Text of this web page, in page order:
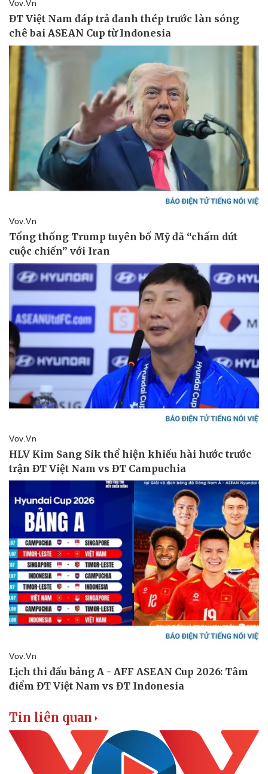
Lịch thi đấu bóng đá
Thế giới thể thao
eSports
Hậu trường
Ô tô - Xe máy
Ô tô
Xe máy
Tư vấn
Tin liên quan